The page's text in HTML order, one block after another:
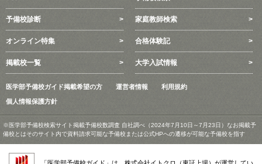
予備校診断 家庭教師検索
オンライン特集 合格体験記
掲載校一覧 大学入試情報
医学部予備校ガイド掲載希望の方 運営者情報 利用規約
個人情報保護方針
※医学部予備校検索サイト掲載予備校数調査 自社調べ（2024年7月10日～7月23日）なお掲載予
備校とはそのサイト内で資料請求可能な予備校または公式HPへの遷移が可能な予備校を指す